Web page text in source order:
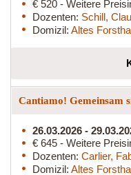
€ 520 - Weitere
Dozenten: Schill,
Domizil: Altes
Cantiamo! Gemeinsam
26.03.2026 -
€ 645 - Weitere
Dozenten: Carlier,
Domizil: Altes